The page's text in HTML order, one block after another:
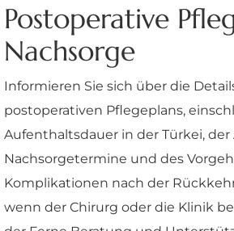
Postoperative
Nachsorge
Informieren Sie sich über die
postoperativen Pflegeplans,
Aufenthaltsdauer in der Türkei, der
Nachsorgetermine und des
Komplikationen nach der
wenn der Chirurg oder die Klinik